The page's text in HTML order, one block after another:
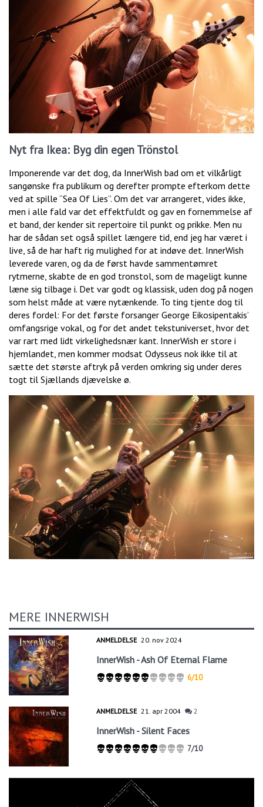
Nyt fra Ikea: Byg din egen Trönstol
Imponerende var det dog, da InnerWish bad om et vilkårligt
sangønske fra publikum og derefter prompte efterkom dette
ved at spille “Sea Of Lies”. Om det var arrangeret, vides ikke,
men i alle fald var det effektfuldt og gav en fornemmelse af
et band, der kender sit repertoire til punkt og prikke. Men nu
har de sådan set også spillet længere tid, end jeg har været i
live, så de har haft rig mulighed for at indøve det. InnerWish
leverede varen, og da de først havde sammentømret
rytmerne, skabte de en god tronstol, som de mageligt kunne
læne sig tilbage i. Det var godt og klassisk, uden dog på nogen
som helst måde at være nytænkende. To ting tjente dog til
deres fordel: For det første forsanger George Eikosipentakis’
omfangsrige vokal, og for det andet tekstuniverset, hvor det
var rart med lidt virkelighedsnær kant. InnerWish er store i
hjemlandet, men kommer modsat Odysseus nok ikke til at
sætte det største aftryk på verden omkring sig under deres
togt til Sjællands djævelske ø.
MERE INNERWISH
ANMELDELSE 20. nov 2024
InnerWish - Ash Of Eternal Flame
6/10
ANMELDELSE 21. apr 2004 2
InnerWish - Silent Faces
7/10